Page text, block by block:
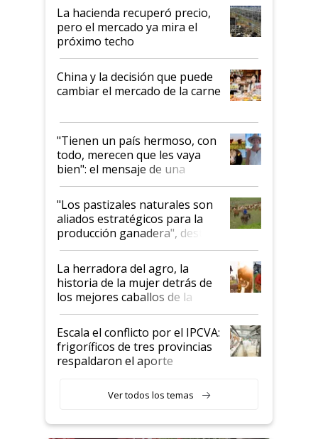
La hacienda recuperó precio,
pero el mercado ya mira el
próximo techo
China y la decisión que puede
cambiar el mercado de la carne
"Tienen un país hermoso, con
todo, merecen que les vaya
bien": el mensaje de una
ganadera uruguaya sobre las
oportunidades que se abren
para el agro en Argentina, con
foco en la carne
"Los pastizales naturales son
aliados estratégicos para la
producción ganadera", destaca
la iniciativa que ya reúne a 46
establecimientos en Argentina
La herradora del agro, la
historia de la mujer detrás de
los mejores caballos de la
Argentina y los mitos que
todavía hacen sufrir a estos
animales: "Mientras me
descalificaban, yo seguí
haciendo currículum"
Escala el conflicto por el IPCVA:
frigoríficos de tres provincias
respaldaron el aporte
Ver todos los temas